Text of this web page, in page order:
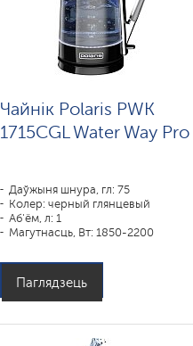
Чайнік Polaris PWK
1715CGL Water Way Pro
Даўжыня шнура, гл: 75
Колер: черный глянцевый
Аб'ём, л: 1
Магутнасць, Вт: 1850-2200
Паглядзець